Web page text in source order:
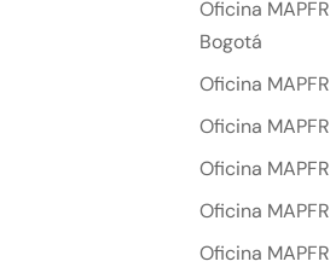
Oficina
Bogotá
Oficina
Oficina
Oficina
Oficina
Oficina